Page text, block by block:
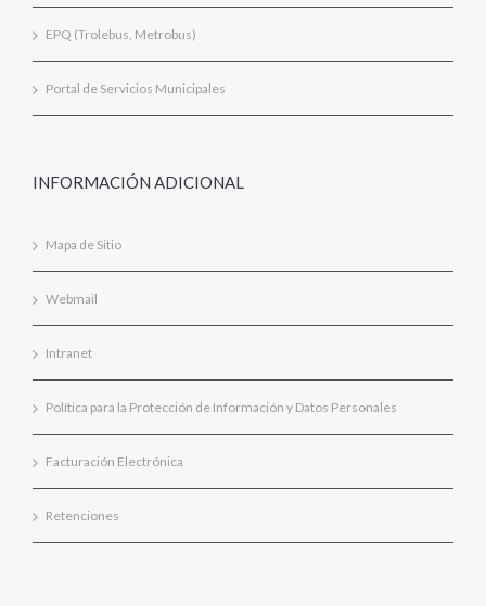
EPQ (Trolebus, Metrobus)
Portal de Servicios Municipales
INFORMACIÓN ADICIONAL
Mapa de Sitio
Webmail
Intranet
Política para la Protección de Información y Datos Personales
Facturación Electrónica
Retenciones